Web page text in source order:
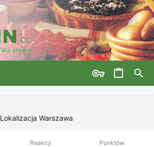
Lokalizacja Warszawa
Reakcji Punktów